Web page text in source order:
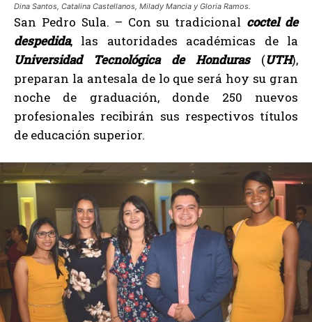
Dina Santos, Catalina Castellanos, Milady Mancia y Gloria Ramos.
San Pedro Sula. – Con su tradicional coctel de
despedida, las autoridades académicas de la
Universidad Tecnológica de Honduras(UTH),
preparan la antesala de lo que será hoy su gran
noche de graduación, donde 250 nuevos
profesionales recibirán sus respectivos títulos
de educación superior.